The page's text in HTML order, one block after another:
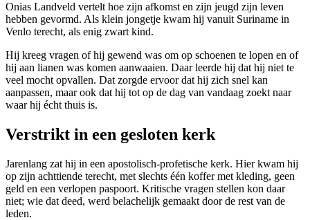
Onias Landveld vertelt hoe zijn afkomst en zijn jeugd zijn leven
hebben gevormd. Als klein jongetje kwam hij vanuit Suriname in
Venlo terecht, als enig zwart kind.
Hij kreeg vragen of hij gewend was om op schoenen te lopen en of
hij aan lianen was komen aanwaaien. Daar leerde hij dat hij niet te
veel mocht opvallen. Dat zorgde ervoor dat hij zich snel kan
aanpassen, maar ook dat hij tot op de dag van vandaag zoekt naar
waar hij écht thuis is.
Verstrikt in een gesloten kerk
Jarenlang zat hij in een apostolisch-profetische kerk. Hier kwam hij
op zijn achttiende terecht, met slechts één koffer met kleding, geen
geld en een verlopen paspoort. Kritische vragen stellen kon daar
niet; wie dat deed, werd belachelijk gemaakt door de rest van de
leden.